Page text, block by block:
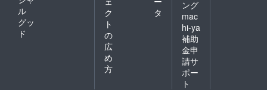
ル
グッ
ド
ク
ト
の
広
め
方
タ
ング
mac
hi-ya
補助
金申
請サ
ポー
ト